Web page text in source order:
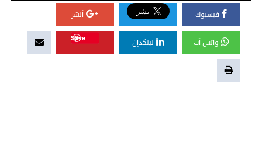
فيسبوك أنشر
واتس آب لينكدإن
Save